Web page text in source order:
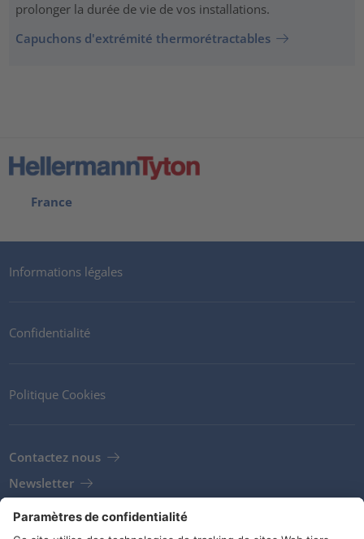
prolonger la durée de vie de vos installations.
Capuchons d'extrémité thermorétractables
France
Informations légales
Confidentialité
Politique Cookies
Contactez nous
Newsletter